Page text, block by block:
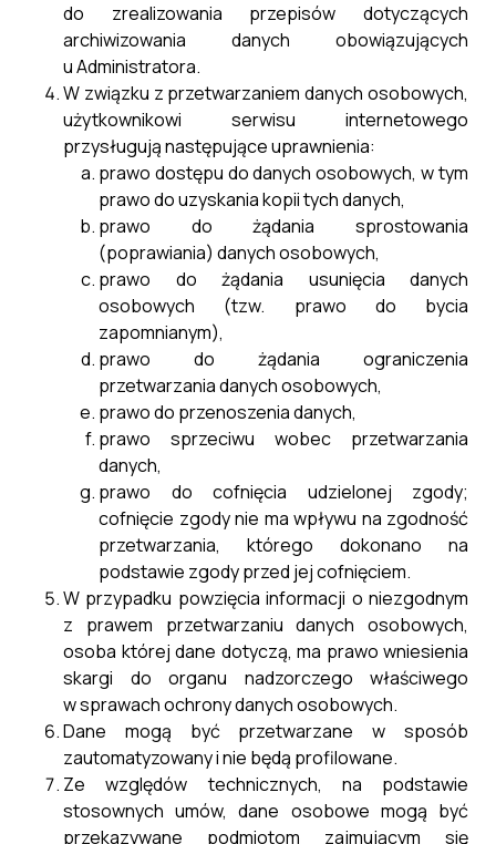
do zrealizowania przepisów dotyczących
archiwizowania danych obowiązujących
u Administratora.
W związku z przetwarzaniem danych osobowych,
użytkownikowi serwisu internetowego
przysługują następujące uprawnienia:
prawo dostępu do danych osobowych, w tym
prawo do uzyskania kopii tych danych,
prawo do żądania sprostowania
(poprawiania) danych osobowych,
prawo do żądania usunięcia danych
osobowych (tzw. prawo do bycia
zapomnianym),
prawo do żądania ograniczenia
przetwarzania danych osobowych,
prawo do przenoszenia danych,
prawo sprzeciwu wobec przetwarzania
danych,
prawo do cofnięcia udzielonej zgody;
cofnięcie zgody nie ma wpływu na zgodność
przetwarzania, którego dokonano na
podstawie zgody przed jej cofnięciem.
W przypadku powzięcia informacji o niezgodnym
z prawem przetwarzaniu danych osobowych,
osoba której dane dotyczą, ma prawo wniesienia
skargi do organu nadzorczego właściwego
w sprawach ochrony danych osobowych.
Dane mogą być przetwarzane w sposób
zautomatyzowany i nie będą profilowane.
Ze względów technicznych, na podstawie
stosownych umów, dane osobowe mogą być
przekazywane podmiotom zajmującym się